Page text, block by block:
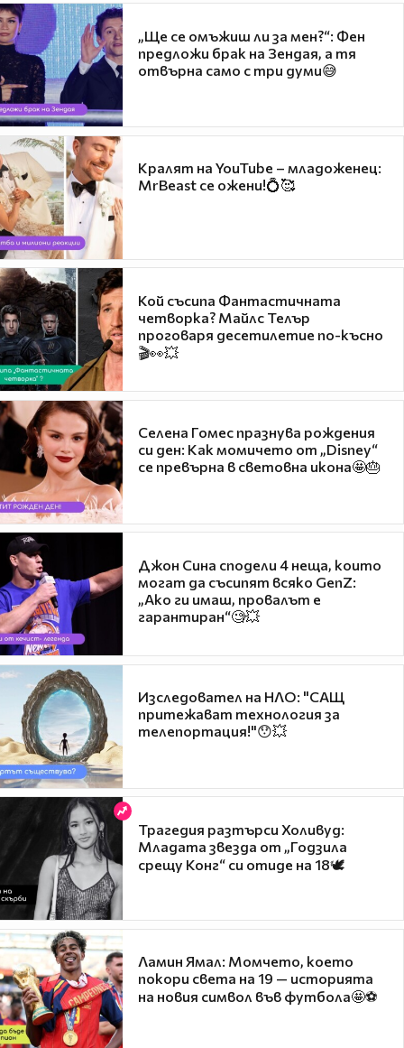
„Ще се омъжиш ли за мен?“: Фен
предложи брак на Зендая, а тя
отвърна само с три думи😅
Кралят на YouTube – младоженец:
MrBeast се ожени!💍🥰
Кой съсипа Фантастичната
четворка? Майлс Телър
проговаря десетилетие по-късно
🎬👀💥
Селена Гомес празнува рождения
си ден: Как момичето от „Disney“
се превърна в световна икона🤩🎂
Джон Сина сподели 4 неща, които
могат да съсипят всяко GenZ:
„Ако ги имаш, провалът е
гарантиран“🧐💥
Изследовател на НЛО: "САЩ
притежават технология за
телепортация!"😯💥
Трагедия разтърси Холивуд:
Младата звезда от „Годзила
срещу Конг“ си отиде на 18🕊️
Ламин Ямал: Момчето, което
покори света на 19 — историята
на новия символ във футбола🤩⚽